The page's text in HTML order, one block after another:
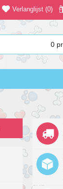
Verlanglijst (0)
0